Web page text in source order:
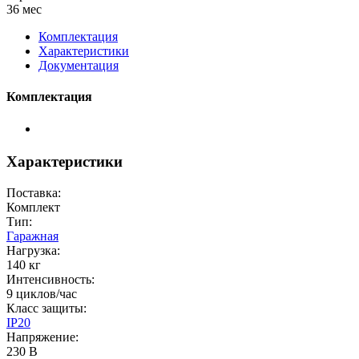
36 мес
Комплектация
Характеристики
Документация
Комплектация
Характеристики
Поставка:
Комплект
Тип:
Гаражная
Нагрузка:
140 кг
Интенсивность:
9 циклов/час
Класс защиты:
IP20
Напряжение:
230 В